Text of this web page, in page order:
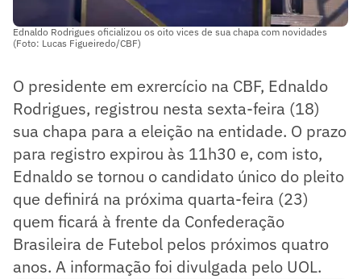
Ednaldo Rodrigues oficializou os oito vices de sua chapa com novidades
(Foto: Lucas Figueiredo/CBF)
O presidente em exrercício na CBF, Ednaldo
Rodrigues, registrou nesta sexta-feira (18)
sua chapa para a eleição na entidade. O prazo
para registro expirou às 11h30 e, com isto,
Ednaldo se tornou o candidato único do pleito
que definirá na próxima quarta-feira (23)
quem ficará à frente da Confederação
Brasileira de Futebol pelos próximos quatro
anos. A informação foi divulgada pelo UOL.